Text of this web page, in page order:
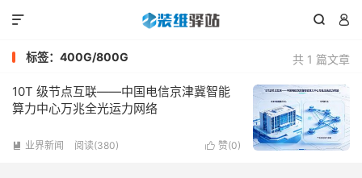
 

共 1 篇文章
标签：400G/800G
10T 级节点互联——中国电信京津冀智能
算力中心万兆全光运力网络
 赞(0)
 业界新闻 阅读(380)